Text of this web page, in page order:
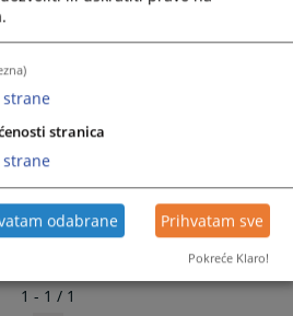
1 - 1 / 1
strane
stranica
strane
odabrane Prihvatam sve
Pokreće Klaro!